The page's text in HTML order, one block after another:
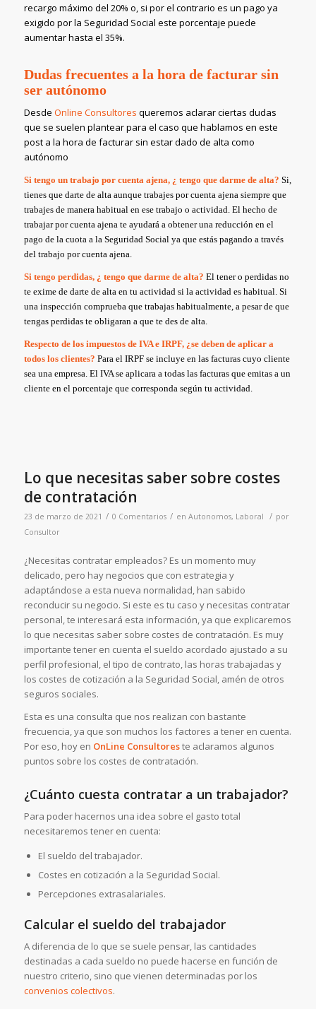
recargo máximo del 20% o, si por el contrario es un pago ya
exigido por la Seguridad Social este porcentaje puede
aumentar hasta el 35%.
Dudas frecuentes a la hora de facturar sin
ser autónomo
Desde Online Consultores queremos aclarar ciertas dudas
que se suelen plantear para el caso que hablamos en este
post a la hora de facturar sin estar dado de alta como
autónomo
Si tengo un trabajo por cuenta ajena, ¿ tengo que darme de alta? Si,
tienes que darte de alta aunque trabajes por cuenta ajena siempre que
trabajes de manera habitual en ese trabajo o actividad. El hecho de
trabajar por cuenta ajena te ayudará a obtener una reducción en el
pago de la cuota a la Seguridad Social ya que estás pagando a través
del trabajo por cuenta ajena.
Si tengo perdidas, ¿ tengo que darme de alta? El tener o perdidas no
te exime de darte de alta en tu actividad si la actividad es habitual. Si
una inspección comprueba que trabajas habitualmente, a pesar de que
tengas perdidas te obligaran a que te des de alta.
Respecto de los impuestos de IVA e IRPF, ¿se deben de aplicar a
todos los clientes? Para el IRPF se incluye en las facturas cuyo cliente
sea una empresa. El IVA se aplicara a todas las facturas que emitas a un
cliente en el porcentaje que corresponda según tu actividad.
Lo que necesitas saber sobre costes
de contratación
23 de marzo de 2021 / 0 Comentarios / en Autonomos, Laboral / por
Consultor
¿Necesitas contratar empleados? Es un momento muy
delicado, pero hay negocios que con estrategia y
adaptándose a esta nueva normalidad, han sabido
reconducir su negocio. Si este es tu caso y necesitas contratar
personal, te interesará esta información, ya que explicaremos
lo que necesitas saber sobre costes de contratación. Es muy
importante tener en cuenta el sueldo acordado ajustado a su
perfil profesional, el tipo de contrato, las horas trabajadas y
los costes de cotización a la Seguridad Social, amén de otros
seguros sociales.
Esta es una consulta que nos realizan con bastante
frecuencia, ya que son muchos los factores a tener en cuenta.
Por eso, hoy en OnLine Consultoreste aclaramos algunos
puntos sobre los costes de contratación.
¿Cuánto cuesta contratar a un trabajador?
Para poder hacernos una idea sobre el gasto total
necesitaremos tener en cuenta:
El sueldo del trabajador.
Costes en cotización a la Seguridad Social.
Percepciones extrasalariales.
Calcular el sueldo del trabajador
A diferencia de lo que se suele pensar, las cantidades
destinadas a cada sueldo no puede hacerse en función de
nuestro criterio, sino que vienen determinadas por los
convenios colectivos.